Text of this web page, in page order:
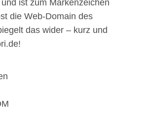
ist zum Markenzeichen
die Web-Domain des
das wider – kurz und